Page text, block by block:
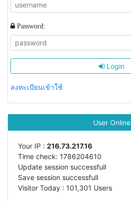
Password:
Login
ลงทะเบียนเข้าใช้
User Online
Your IP : 216.73.217.16
Time check: 1786204610
Update session successfull
Save session successfull
Visitor Today : 101,301 Users